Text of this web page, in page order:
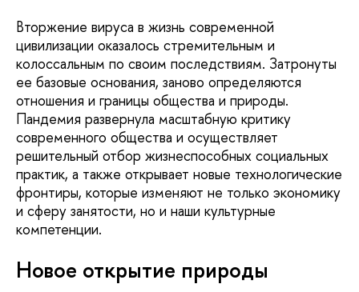
Вторжение вируса в жизнь современной
цивилизации оказалось стремительным и
колоссальным по своим последствиям. Затронуты
ее базовые основания, заново определяются
отношения и границы общества и природы.
Пандемия развернула масштабную критику
современного общества и осуществляет
решительный отбор жизнеспособных социальных
практик, а также открывает новые технологические
фронтиры, которые изменяют не только экономику
и сферу занятости, но и наши культурные
компетенции.
Новое открытие природы